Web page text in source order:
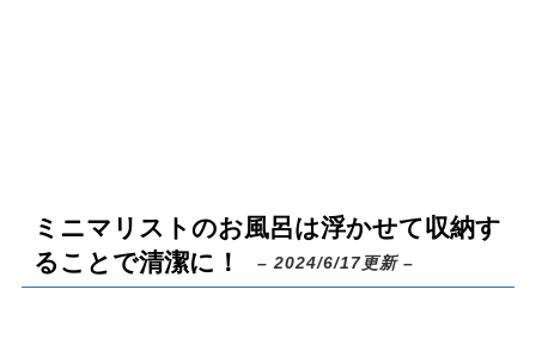
ミニマリストのお風呂は浮かせて収納す
ることで清潔に！
– 2024/6/17更新 –